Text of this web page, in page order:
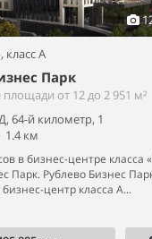
класс A
Парк
от 12 до 2 951 м²
64-й километр, 1
1.4 км
в бизнес-центре класса
Парк. Рублево Бизнес
центр класса А...